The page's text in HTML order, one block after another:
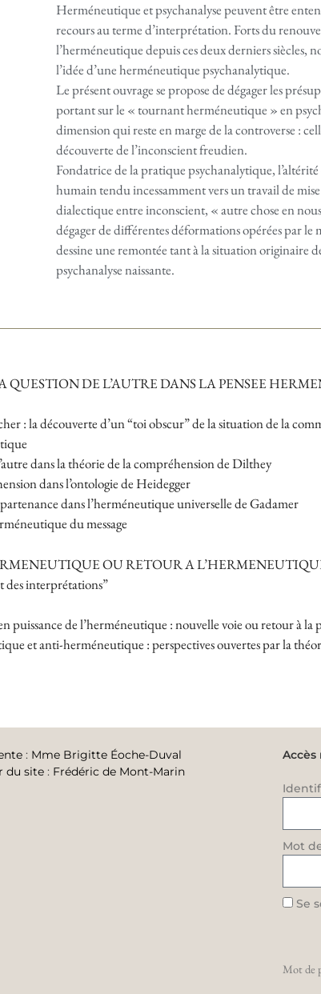
Herméneutique et psychanalyse peuvent être
recours au terme d’interprétation. Forts du
l’herméneutique depuis ces deux derniers siècles,
l’idée d’une herméneutique psychanalytique.
Le présent ouvrage se propose de dégager les
portant sur le « tournant herméneutique » en
dimension qui reste en marge de la controverse :
découverte de l’inconscient freudien.
Fondatrice de la pratique psychanalytique,
humain tendu incessamment vers un travail de
dialectique entre inconscient, « autre chose en
dégager de différentes déformations opérées par
dessine une remontée tant à la situation originaire
psychanalyse naissante.
QUESTION DE L’AUTRE DANS LA PENSEE
: la découverte d’un “toi obscur” de la situation de la
dans la théorie de la compréhension de Dilthey
dans l’ontologie de Heidegger
dans l’herméneutique universelle de Gadamer
du message
OU RETOUR A
interprétations”
puissance de l’herméneutique : nouvelle voie ou retour à la
et anti-herméneutique : perspectives ouvertes par la
: Mme Brigitte Éoche-Duval
du site: Frédéric de Mont-Marin
Accès
Mot
Se
Mot de